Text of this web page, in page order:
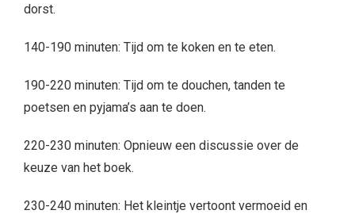
dorst.
140-190 minuten: Tijd om te koken en te eten.
190-220 minuten: Tijd om te douchen, tanden te
poetsen en pyjama’s aan te doen.
220-230 minuten: Opnieuw een discussie over de
keuze van het boek.
230-240 minuten: Het kleintje vertoont vermoeid en